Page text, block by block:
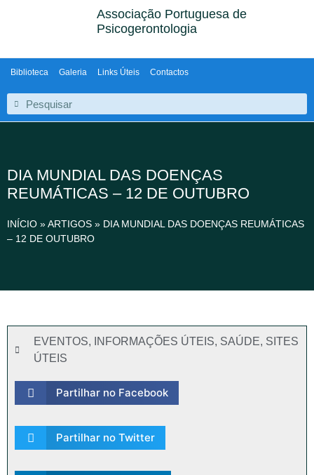
Associação Portuguesa de
Psicogerontologia
Biblioteca Galeria Links Úteis Contactos
DIA MUNDIAL DAS DOENÇAS
REUMÁTICAS – 12 DE OUTUBRO
INÍCIO »ARTIGOS » DIA MUNDIAL DAS DOENÇAS REUMÁTICAS
– 12 DE OUTUBRO
EVENTOS, INFORMAÇÕES ÚTEIS, SAÚDE, SITES
ÚTEIS
Partilhar no Facebook
Partilhar no Twitter